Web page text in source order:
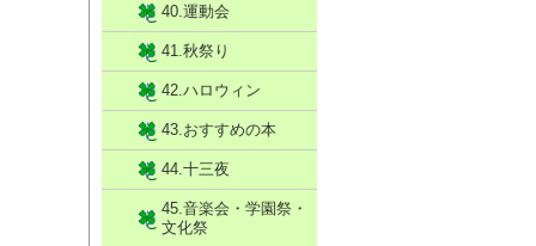
40.運動会
41.秋祭り
42.ハロウィン
43.おすすめの本
44.十三夜
45.音楽会・学園祭・
文化祭